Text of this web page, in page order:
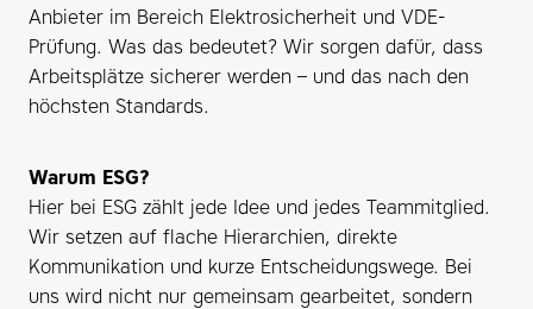
Anbieter im Bereich Elektrosicherheit und VDE-
Prüfung. Was das bedeutet? Wir sorgen dafür, dass
Arbeitsplätze sicherer werden – und das nach den
höchsten Standards.
Warum ESG?
Hier bei ESG zählt jede Idee und jedes Teammitglied.
Wir setzen auf flache Hierarchien, direkte
Kommunikation und kurze Entscheidungswege. Bei
uns wird nicht nur gemeinsam gearbeitet, sondern